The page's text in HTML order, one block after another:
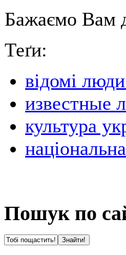
Бажаємо Вам
Теґи:
відомі
известные
культура
Пошук по